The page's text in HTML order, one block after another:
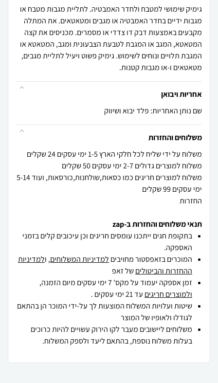
גימיק שימושי למטבח ולחדר האמבטיה. לתליית מגבות מטבח או
מגבות ידיים בחדר האמבטיה או מגבים ומטאטאים. את המתלה
מקבעים באמצעות דבק דו צדדי או מסמרים. מכניסים את קצה
המטאטא, המגב או המגבת לטבעת הצבעונית ומגב, המטאטא או
המגבת תלויים ונוחים לשימוש. גימיק פשוט ויעיל לתליית מגבים,
מטאטאים ו-או מגבות קטנות.
אחריות ויבואן
שם נותן האחריות: פלד יבוא ושיווק
משלוחים והחזרות
משלוח למוצרים חריגים כמו כסאות,שולחנות,כורסאות, ועוד 5-14
החזרות
תנאי משלוחים והחזרות ב-zap
בתקופת חגים ייתכנו עומסים חריגים וכן עיכובים קלים בזמני
האספקה.
המוכרים בזאפסטור מחויבים למדיניות המשלוחים, ולמדיניות
ההחזרות והביטוליםשל זאפ
זמן אספקה יעמוד על מקס' 7 ימי עסקים מיום הזמנה,
ולמוצרים חריגים עד 21 ימי עסקים .
שיטות ועלויות המשלוח המוצעות לך על-ידי המוכר הן בהתאם
לגודלו ולאופיו של המוצר
משלוחים ליישובים מעבר לקו הירוק עשויים להיות כרוכים
בעלות משלוח נוספת, בהתאם ליעד ולספק המשלוח.